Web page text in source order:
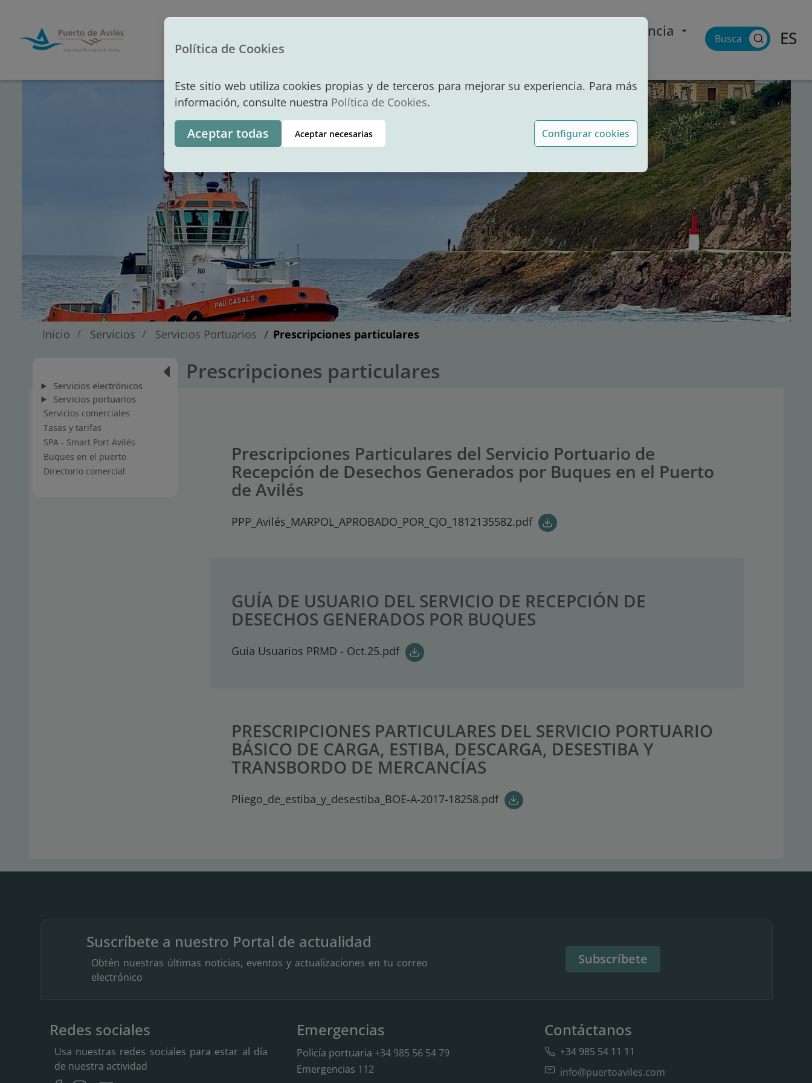
Portal de transparencia
Buscar ES
Política de Cookies
Este sitio web utiliza cookies propias y de terceros para mejorar su experiencia. Para más
información, consulte nuestra Política de Cookies.
Aceptar todas Aceptar necesarias Configurar cookies
Inicio Servicios Servicios Portuarios Prescripciones particulares
Servicios electrónicos
Servicios portuarios
Servicios comerciales
Tasas y tarifas
SPA - Smart Port Avilés
Buques en el puerto
Directorio comercial
Prescripciones particulares
Prescripciones Particulares del Servicio Portuario de
Recepción de Desechos Generados por Buques en el Puerto
de Avilés
PPP_Avilés_MARPOL_APROBADO_POR_CJO_1812135582.pdf
GUÍA DE USUARIO DEL SERVICIO DE RECEPCIÓN DE
DESECHOS GENERADOS POR BUQUES
Guía Usuarios PRMD - Oct.25.pdf
PRESCRIPCIONES PARTICULARES DEL SERVICIO PORTUARIO
BÁSICO DE CARGA, ESTIBA, DESCARGA, DESESTIBA Y
TRANSBORDO DE MERCANCÍAS
Pliego_de_estiba_y_desestiba_BOE-A-2017-18258.pdf
Suscríbete a nuestro Portal de actualidad
Obtén nuestras últimas noticias, eventos y actualizaciones en tu correo
electrónico
Subscríbete
Redes sociales
Usa nuestras redes sociales para estar al día
de nuestra actividad
Emergencias
Policía portuaria +34 985 56 54 79
Emergencias 112
Contáctanos
+34 985 54 11 11
info@puertoaviles.com